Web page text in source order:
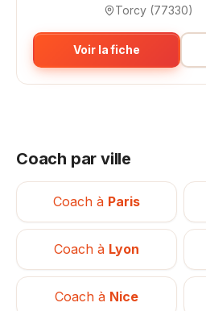
Torcy (77330)
Voir la fiche
Coach par ville
Coach à Paris
Coach à Lyon
Coach à Nice